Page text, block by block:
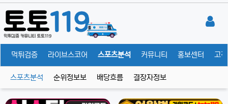
먹튀검증 라이브스코어 스포츠분석 커뮤니티 홍보센터 고
스포츠분석 순위정보보 배당흐름 결장자정보